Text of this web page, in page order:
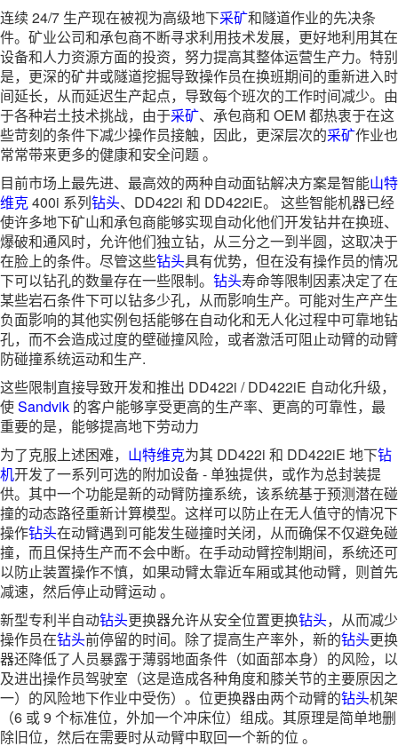
连续 24/7 生产现在被视为高级地下采矿和隧道作业的先决条
件。矿业公司和承包商不断寻求利用技术发展，更好地利用其在
设备和人力资源方面的投资，努力提高其整体运营生产力。特别
是，更深的矿井或隧道挖掘导致操作员在换班期间的重新进入时
间延长，从而延迟生产起点，导致每个班次的工作时间减少。由
于各种岩土技术挑战，由于采矿、承包商和 OEM 都热衷于在这
些苛刻的条件下减少操作员接触，因此，更深层次的采矿作业也
常常带来更多的健康和安全问题 。
目前市场上最先进、最高效的两种自动面钻解决方案是智能山特
维克400i 系列钻头、DD422i 和 DD422iE。 这些智能机器已经
使许多地下矿山和承包商能够实现自动化他们开发钻井在换班、
爆破和通风时，允许他们独立钻，从三分之一到半圆，这取决于
在脸上的条件。尽管这些钻头具有优势，但在没有操作员的情况
下可以钻孔的数量存在一些限制。 钻头寿命等限制因素决定了在
某些岩石条件下可以钻多少孔，从而影响生产。可能对生产产生
负面影响的其他实例包括能够在自动化和无人化过程中可靠地钻
孔，而不会造成过度的壁碰撞风险，或者激活可阻止动臂的动臂
防碰撞系统运动和生产.
这些限制直接导致开发和推出 DD422i / DD422iE 自动化升级，
使Sandvik 的客户能够享受更高的生产率、更高的可靠性，最
重要的是，能够提高地下劳动力
为了克服上述困难， 山特维克为其 DD422i 和 DD422iE 地下钻
机开发了一系列可选的附加设备 - 单独提供，或作为总封装提
供。其中一个功能是新的动臂防撞系统，该系统基于预测潜在碰
撞的动态路径重新计算模型。这样可以防止在无人值守的情况下
操作钻头在动臂遇到可能发生碰撞时关闭，从而确保不仅避免碰
撞，而且保持生产而不会中断。在手动动臂控制期间，系统还可
以防止装置操作不慎，如果动臂太靠近车厢或其他动臂，则首先
减速，然后停止动臂运动 。
新型专利半自动钻头更换器允许从安全位置更换钻头，从而减少
操作员在钻头前停留的时间。除了提高生产率外，新的钻头更换
器还降低了人员暴露于薄弱地面条件（如面部本身）的风险，以
及进出操作员驾驶室（这是造成各种角度和膝关节的主要原因之
一）的风险地下作业中受伤）。位更换器由两个动臂的钻头机架
（6 或 9 个标准位，外加一个冲床位）组成。其原理是简单地删
除旧位，然后在需要时从动臂中取回一个新的位 。